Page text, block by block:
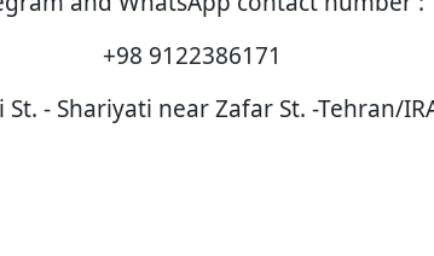
+98 9122386171
- Shariyati near Zafar St. -Tehran/